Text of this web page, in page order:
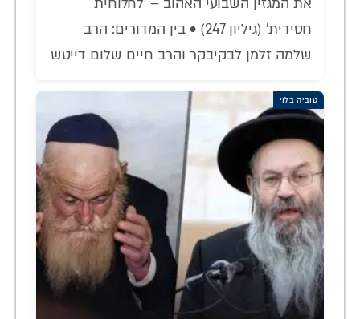
חסידית' (גיליון 247) • בין המדורים: הרב
שלמה זלמן לבקיבקר והרב חיים שלום דייטש
טוביה בלוי